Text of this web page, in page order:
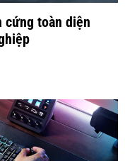
cứng toàn diện